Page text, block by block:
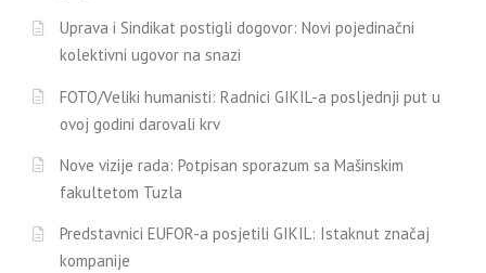
Uprava i Sindikat postigli dogovor: Novi pojedinačni
kolektivni ugovor na snazi
FOTO/Veliki humanisti: Radnici GIKIL-a posljednji put u
ovoj godini darovali krv
Nove vizije rada: Potpisan sporazum sa Mašinskim
fakultetom Tuzla
Predstavnici EUFOR-a posjetili GIKIL: Istaknut značaj
kompanije